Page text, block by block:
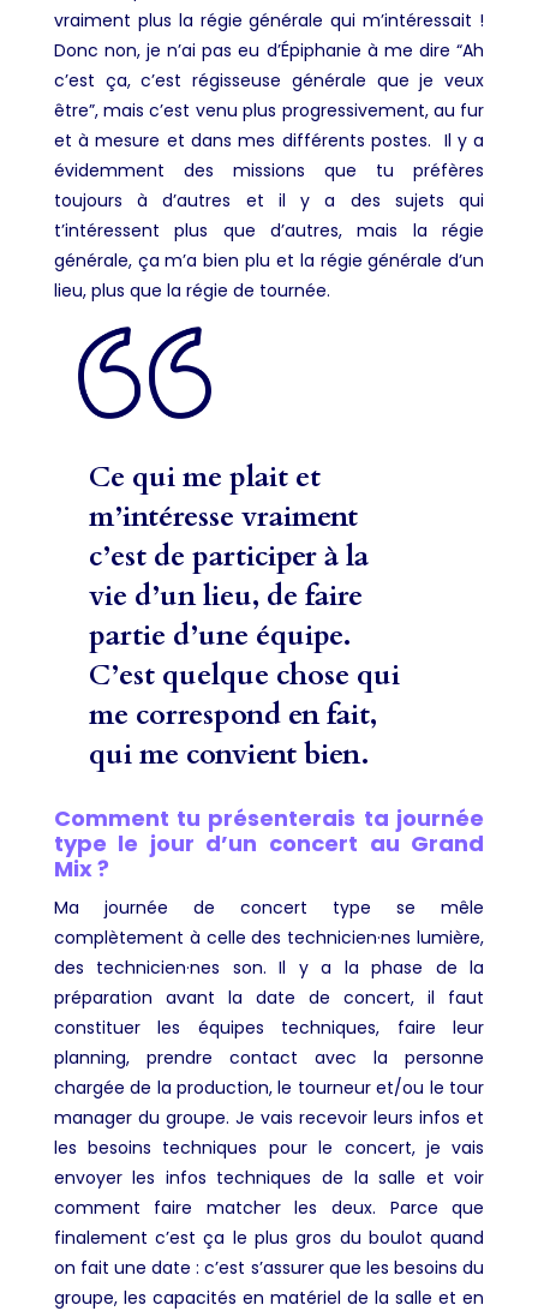
vraiment plus la régie générale qui m’intéressait !
Donc non, je n’ai pas eu d’Épiphanie à me dire “Ah
c’est ça, c’est régisseuse générale que je veux
être”, mais c’est venu plus progressivement, au fur
et à mesure et dans mes différents postes. Il y a
évidemment des missions que tu préfères
toujours à d’autres et il y a des sujets qui
t’intéressent plus que d’autres, mais la régie
générale, ça m’a bien plu et la régie générale d’un
lieu, plus que la régie de tournée.
Ce qui me plait et
m’intéresse vraiment
c’est de participer à la
vie d’un lieu, de faire
partie d’une équipe.
C’est quelque chose qui
me correspond en fait,
qui me convient bien.
Comment tu présenterais ta journée
type le jour d’un concert au Grand
Mix ?
Ma journée de concert type se mêle
complètement à celle des technicien·nes lumière,
des technicien·nes son. Il y a la phase de la
préparation avant la date de concert, il faut
constituer les équipes techniques, faire leur
planning, prendre contact avec la personne
chargée de la production, le tourneur et/ou le tour
manager du groupe. Je vais recevoir leurs infos et
les besoins techniques pour le concert, je vais
envoyer les infos techniques de la salle et voir
comment faire matcher les deux. Parce que
finalement c’est ça le plus gros du boulot quand
on fait une date : c’est s’assurer que les besoins du
groupe, les capacités en matériel de la salle et en